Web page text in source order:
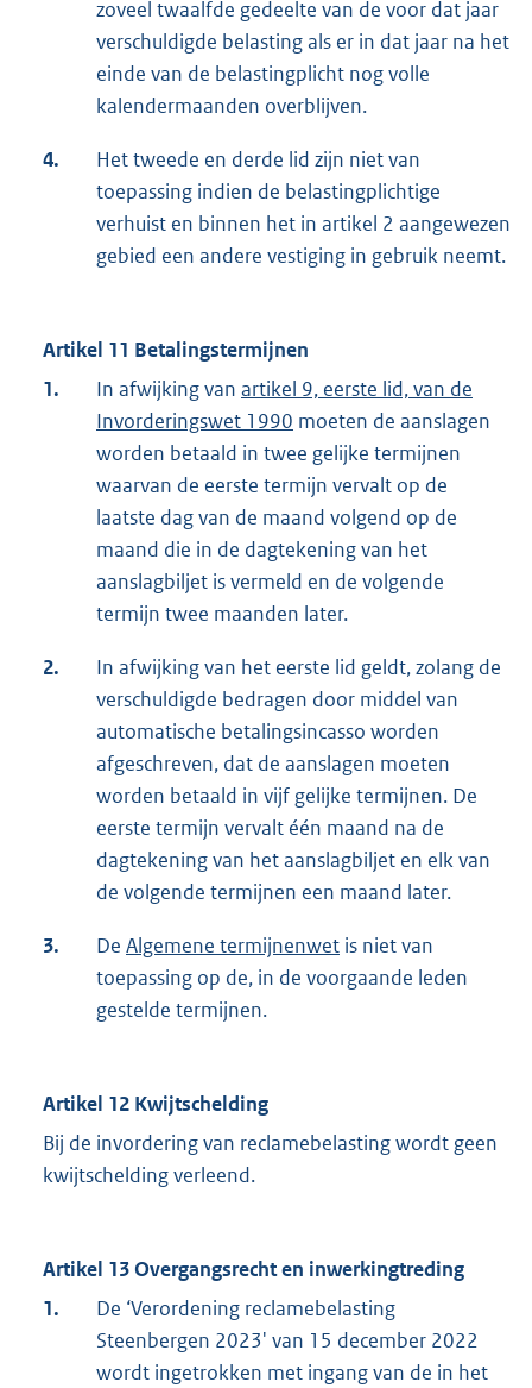
zoveel twaalfde gedeelte van de voor dat jaar
verschuldigde belasting als er in dat jaar na het
einde van de belastingplicht nog volle
kalendermaanden overblijven.
4.
Het tweede en derde lid zijn niet van
toepassing indien de belastingplichtige
verhuist en binnen het in artikel 2 aangewezen
gebied een andere vestiging in gebruik neemt.
Artikel 11 Betalingstermijnen
1.
In afwijking van artikel 9, eerste lid, van de
Invorderingswet 1990 moeten de aanslagen
worden betaald in twee gelijke termijnen
waarvan de eerste termijn vervalt op de
laatste dag van de maand volgend op de
maand die in de dagtekening van het
aanslagbiljet is vermeld en de volgende
termijn twee maanden later.
2.
In afwijking van het eerste lid geldt, zolang de
verschuldigde bedragen door middel van
automatische betalingsincasso worden
afgeschreven, dat de aanslagen moeten
worden betaald in vijf gelijke termijnen. De
eerste termijn vervalt één maand na de
dagtekening van het aanslagbiljet en elk van
de volgende termijnen een maand later.
3. De Algemene termijnenwet is niet van
toepassing op de, in de voorgaande leden
gestelde termijnen.
Artikel 12 Kwijtschelding
Bij de invordering van reclamebelasting wordt geen
kwijtschelding verleend.
Artikel 13 Overgangsrecht en inwerkingtreding
1.
De ‘Verordening reclamebelasting
Steenbergen 2023' van 15 december 2022
wordt ingetrokken met ingang van de in het